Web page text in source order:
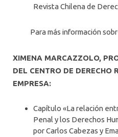
Revista Chilena de
Para más información
XIMENA MARCAZZOLO,
DEL CENTRO DE DERECHO
EMPRESA:
Capítulo «La relación
Penal y los Derechos
por Carlos Cabezas y